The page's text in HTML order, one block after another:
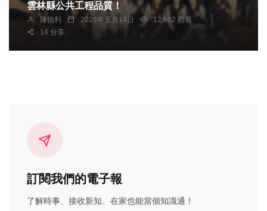
雲林縣公共工程品質！
陳信利 2026年五月14日
12,862 觀看
14 分享
訂閱我們的電子報
了解時事、接收新知、在家也能當個知識通！